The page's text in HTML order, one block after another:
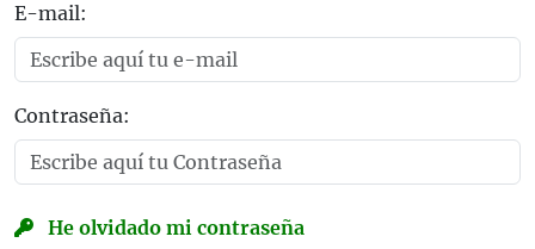
E-mail:
Contraseña:
He olvidado mi contraseña